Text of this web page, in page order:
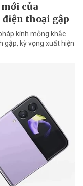
của
điện thoại gập
kính mỏng khắc
gập, kỳ vọng xuất hiện